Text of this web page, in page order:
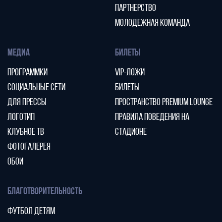
ПАРТНЕРСТВО
МОЛОДЕЖНАЯ КОМАНДА
МЕДИА
ПРОГРАММКИ
СОЦИАЛЬНЫЕ СЕТИ
ДЛЯ ПРЕССЫ
ЛОГОТИП
КЛУБНОЕ ТВ
ФОТОГАЛЕРЕЯ
ОБОИ
БИЛЕТЫ
VIP-ЛОЖИ
БИЛЕТЫ
ПРОСТРАНСТВО PREMIUM LOUNGE
ПРАВИЛА ПОВЕДЕНИЯ НА
СТАДИОНЕ
БЛАГОТВОРИТЕЛЬНОСТЬ
ФУТБОЛ ДЕТЯМ